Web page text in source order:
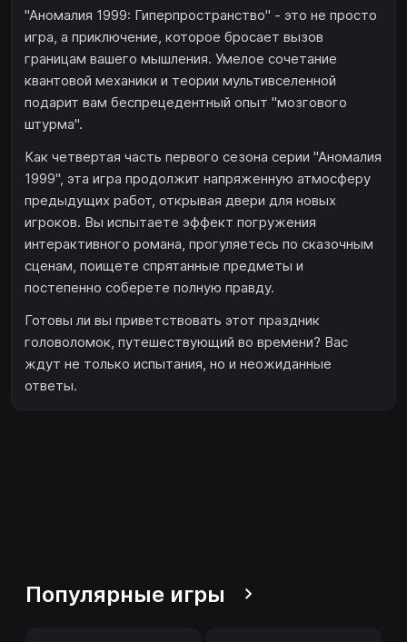
"Аномалия 1999: Гиперпространство" - это не просто
игра, а приключение, которое бросает вызов
границам вашего мышления. Умелое сочетание
квантовой механики и теории мультивселенной
подарит вам беспрецедентный опыт "мозгового
штурма".
Как четвертая часть первого сезона серии "Аномалия
1999", эта игра продолжит напряженную атмосферу
предыдущих работ, открывая двери для новых
игроков. Вы испытаете эффект погружения
интерактивного романа, прогуляетесь по сказочным
сценам, поищете спрятанные предметы и
постепенно соберете полную правду.
Готовы ли вы приветствовать этот праздник
головоломок, путешествующий во времени? Вас
ждут не только испытания, но и неожиданные
ответы.
Популярные игры